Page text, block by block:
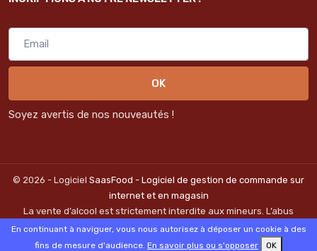
OK
Soyez avertis de nos nouveautés !
© 2026 - Logiciel SaasFood - Logiciel de gestion de commande sur
internet et en magasin
La vente d’alcool est strictement interdite aux mineurs. L’abus
d’alcool est dangereux pour la santé. A consommer avec
modération.
En continuant à naviguer, vous nous autorisez à déposer un cookie à des
fins de mesure d'audience. En savoir plus ou s'opposer OK